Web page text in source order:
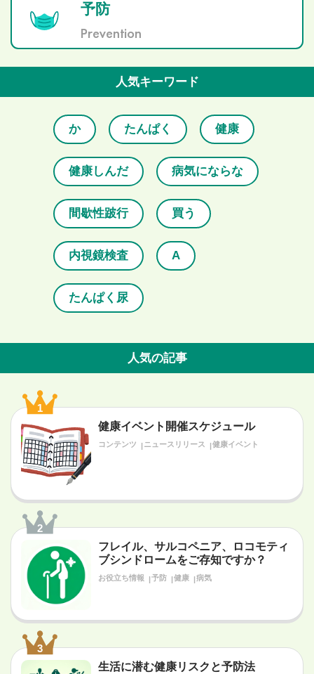
予防
Prevention
人気キーワード
か たんぱく 健康
健康しんだ 病気にならな
間歇性跛行 買う
内視鏡検査 A
たんぱく尿
人気の記事
1
健康イベント開催スケジュール
コンテンツ ニュースリリース 健康イベント
2
フレイル、サルコペニア、ロコモティ
ブシンドロームをご存知ですか？
お役立ち情報 予防 健康 病気
3
生活に潜む健康リスクと予防法